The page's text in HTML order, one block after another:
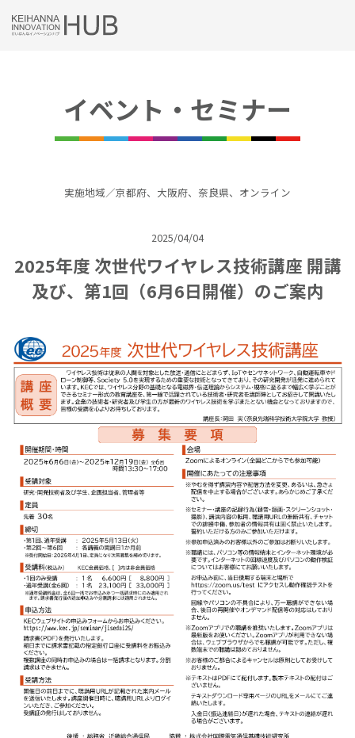
Skip
to
イベント・セミナー
実施地域／京都府、大阪府、奈良県、オンライン
2025/04/04
2025年度 次世代ワイヤレス技術講座 開講
及び、第1回（6月6日開催）のご案内